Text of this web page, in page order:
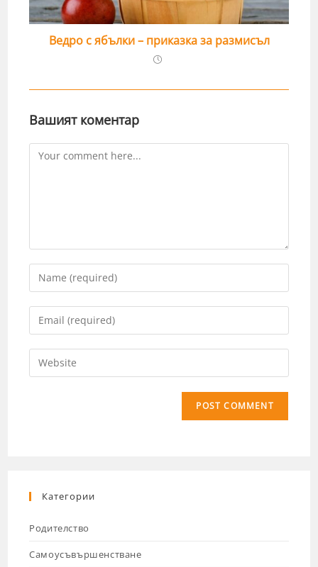
Ведро с ябълки – приказка за размисъл
Вашият коментар
Категории
Родителство
Самоусъвършенстване